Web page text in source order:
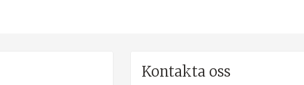
Kontakta oss